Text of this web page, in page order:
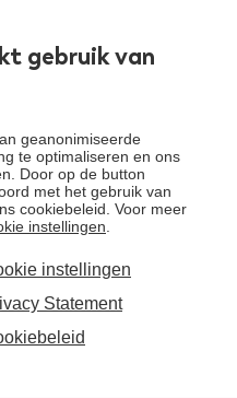
gebruik van
geanonimiseerde
te optimaliseren en ons
Door op de button
met het gebruik van
cookiebeleid. Voor meer
instellingen
instellingen
Statement
nieuwsbrief
en ontvang het